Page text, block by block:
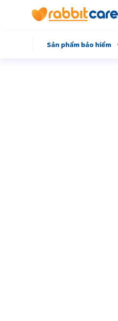
Sản phẩm bảo hiểm